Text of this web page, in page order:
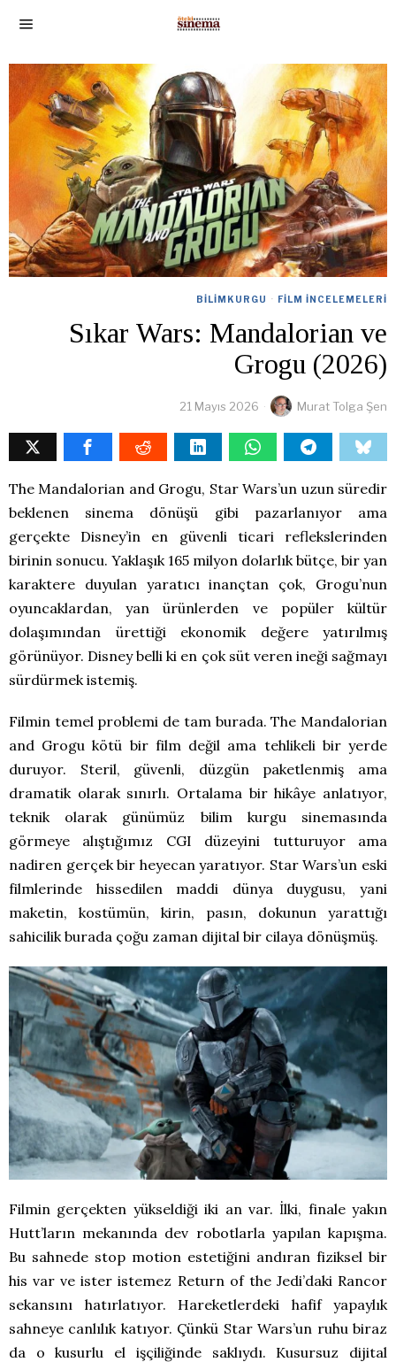
BILIMKURGU · FILM İNCELEMELERI
Sıkar Wars: Mandalorian ve
Grogu (2026)
21 Mayıs 2026 Murat Tolga Şen
The Mandalorian and Grogu, Star Wars’un uzun süredir
beklenen sinema dönüşü gibi pazarlanıyor ama
gerçekte Disney’in en güvenli ticari reflekslerinden
birinin sonucu. Yaklaşık 165 milyon dolarlık bütçe, bir yan
karaktere duyulan yaratıcı inançtan çok, Grogu’nun
oyuncaklardan, yan ürünlerden ve popüler kültür
dolaşımından ürettiği ekonomik değere yatırılmış
görünüyor. Disney belli ki en çok süt veren ineği sağmayı
sürdürmek istemiş.
Filmin temel problemi de tam burada. The Mandalorian
and Grogu kötü bir film değil ama tehlikeli bir yerde
duruyor. Steril, güvenli, düzgün paketlenmiş ama
dramatik olarak sınırlı. Ortalama bir hikâye anlatıyor,
teknik olarak günümüz bilim kurgu sinemasında
görmeye alıştığımız CGI düzeyini tutturuyor ama
nadiren gerçek bir heyecan yaratıyor. Star Wars’un eski
filmlerinde hissedilen maddi dünya duygusu, yani
maketin, kostümün, kirin, pasın, dokunun yarattığı
sahicilik burada çoğu zaman dijital bir cilaya dönüşmüş.
Filmin gerçekten yükseldiği iki an var. İlki, finale yakın
Hutt’ların mekanında dev robotlarla yapılan kapışma.
Bu sahnede stop motion estetiğini andıran fiziksel bir
his var ve ister istemez Return of the Jedi’daki Rancor
sekansını hatırlatıyor. Hareketlerdeki hafif yapaylık
sahneye canlılık katıyor. Çünkü Star Wars’un ruhu biraz
da o kusurlu el işçiliğinde saklıydı. Kusursuz dijital